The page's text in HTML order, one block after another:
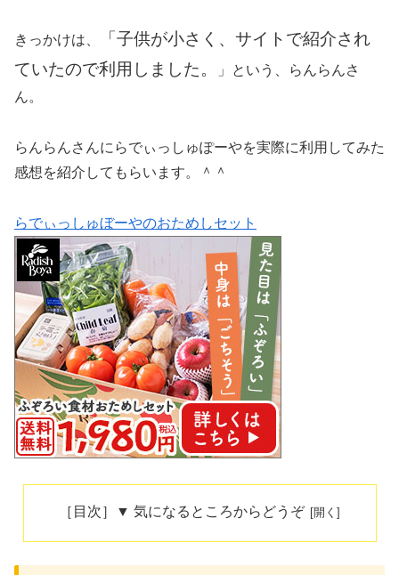
きっかけは、
「子供が小さく、サイトで紹介され
ていたので利用しました。
」という、らんらんさ
ん。
らんらんさんにらでぃっしゅぽーやを実際に利用してみた
感想を紹介してもらいます。＾＾
らでぃっしゅぼーやのおためしセット
［目次］▼ 気になるところからどうぞ